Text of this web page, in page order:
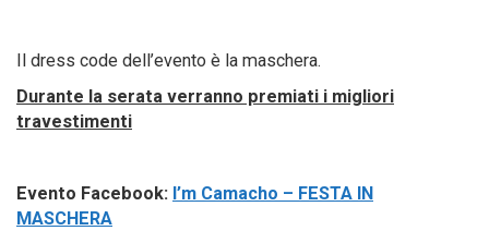
Il dress code dell’evento è la maschera.
Durante la serata verranno premiati i migliori
travestimenti
Evento Facebook: I’m Camacho – FESTA IN
MASCHERA